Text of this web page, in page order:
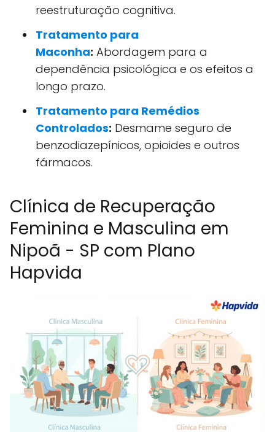
reestruturação cognitiva.
Tratamento para
Maconha: Abordagem para a
dependência psicológica e os efeitos a
longo prazo.
Tratamento para Remédios
Controlados: Desmame seguro de
benzodiazepínicos, opioides e outros
fármacos.
Clínica de Recuperação
Feminina e Masculina em
Nipoã - SP com Plano
Hapvida